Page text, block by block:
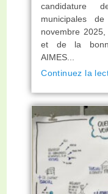
candidature
municipales
novembre
et de la
AIMES...
Continuez la